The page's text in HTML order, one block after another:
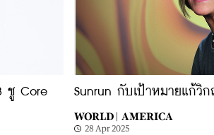
ชู Core
Sunrun กับเป้าหมายแก้วิ
WORLD | AMERICA
28 Apr 2025